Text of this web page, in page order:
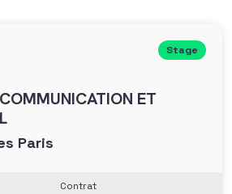
Stage
ET
Paris
Contrat